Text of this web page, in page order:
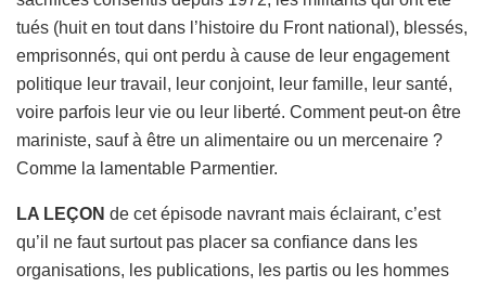
tués (huit en tout dans l’histoire du Front national), blessés,
emprisonnés, qui ont perdu à cause de leur engagement
politique leur travail, leur conjoint, leur famille, leur santé,
voire parfois leur vie ou leur liberté. Comment peut-on être
mariniste, sauf à être un alimentaire ou un mercenaire ?
Comme la lamentable Parmentier.
LA LEÇON de cet épisode navrant mais éclairant, c’est
qu’il ne faut surtout pas placer sa confiance dans les
organisations, les publications, les partis ou les hommes